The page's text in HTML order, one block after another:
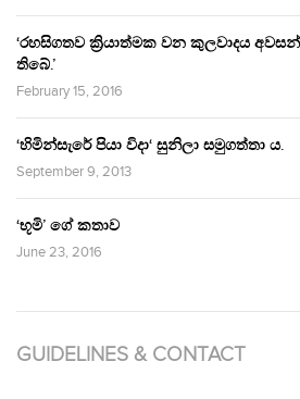
‘රහසිගතව ක්‍රියාත්මක වන කුලවාදය
තිබේ.’
February 15, 2016
‘හිමින්සැරේ පියා විදා‘ සුනිලා සමුගත්තා ය.
September 9, 2013
‘භූමි’ ගේ කතාව
June 23, 2016
GUIDELINES & CONTACT